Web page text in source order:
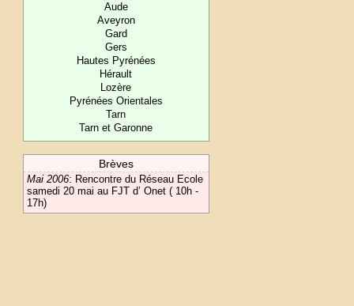
Aude
Aveyron
Gard
Gers
Hautes Pyrénées
Hérault
Lozère
Pyrénées Orientales
Tarn
Tarn et Garonne
Brèves
Mai 2006: Rencontre du Réseau Ecole
samedi 20 mai au FJT d’ Onet ( 10h -
17h)